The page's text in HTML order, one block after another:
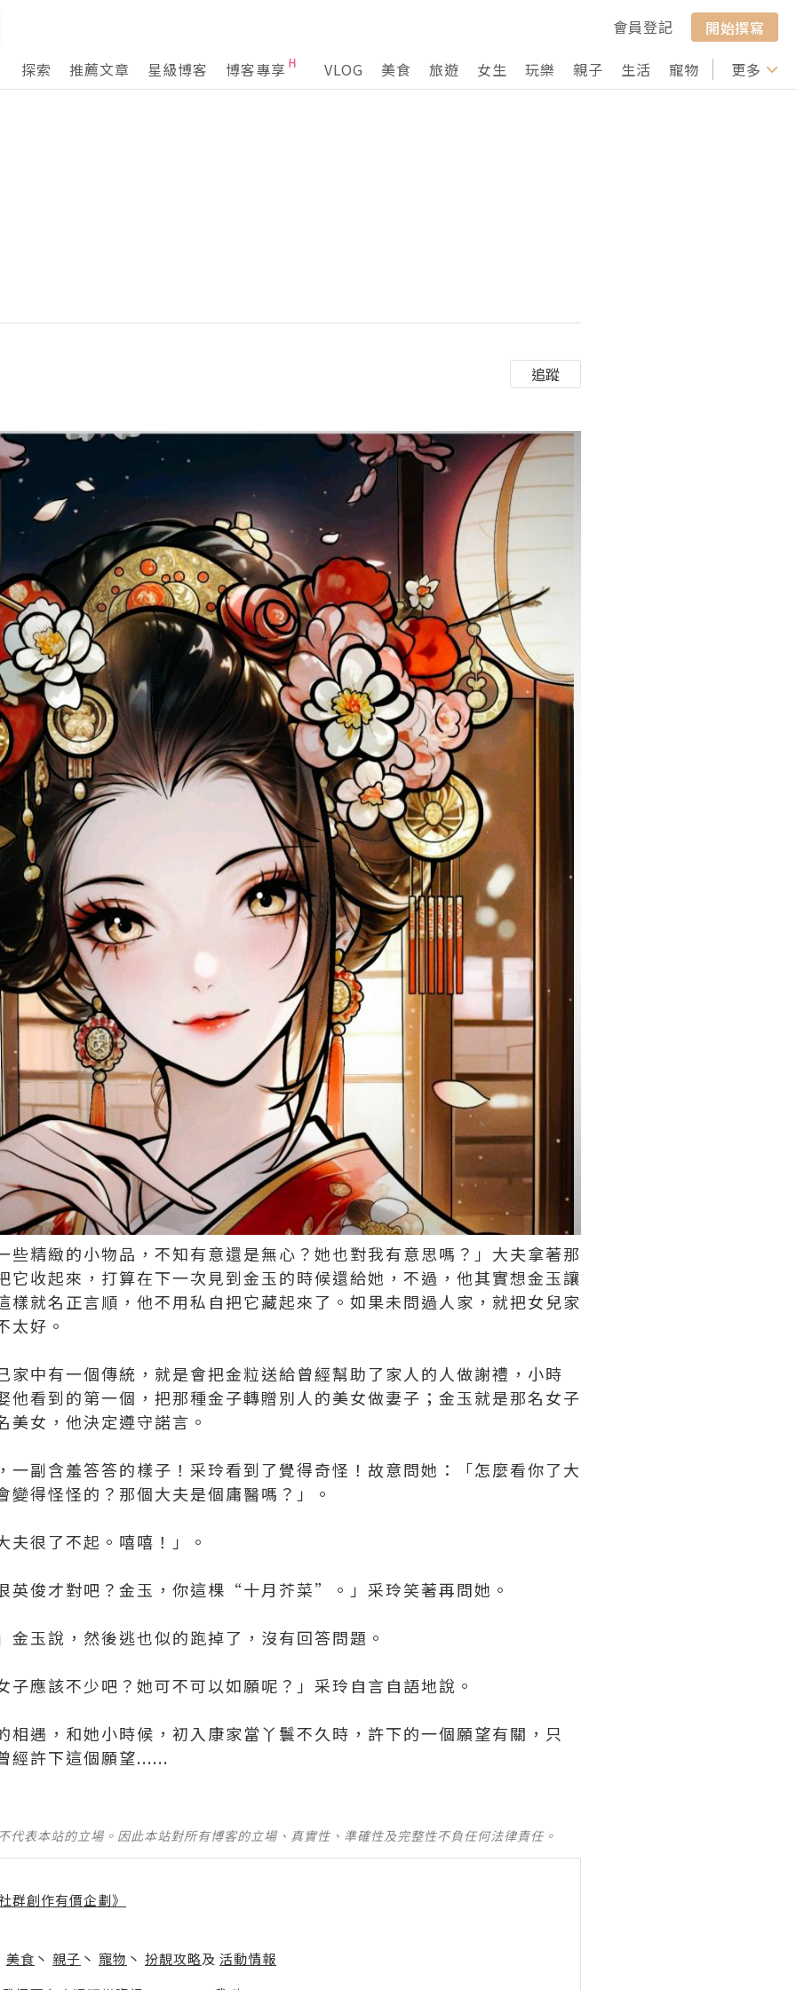
會員登記
開始撰寫
探索
推薦文章 星級博客 博客專享 VLOG 美食 旅遊 女生 玩樂 親子 生活 寵物 行山 打卡
更多
追蹤
些精緻的小物品，不知有意還是無心？她也對我有意思嗎？」大夫拿著那
它收起來，打算在下一次見到金玉的時候還給她，不過，他其實想金玉讓
樣就名正言順，他不用私自把它藏起來了。如果未問過人家，就把女兒家
太好。
家中有一個傳統，就是會把金粒送給曾經幫助了家人的人做謝禮，小時
他看到的第一個，把那種金子轉贈別人的美女做妻子；金玉就是那名女子
美女，他決定遵守諾言。
一副含羞答答的樣子！采玲看到了覺得奇怪！故意問她：「怎麼看你了大
變得怪怪的？那個大夫是個庸醫嗎？」。
夫很了不起。嘻嘻！」。
英俊才對吧？金玉，你這棵“十月芥菜”。」采玲笑著再問她。
金玉說，然後逃也似的跑掉了，沒有回答問題。
子應該不少吧？她可不可以如願呢？」采玲自言自語地說。
相遇，和她小時候，初入康家當丫鬟不久時，許下的一個願望有關，只
經許下這個願望......
代表本站的立場。因此本站對所有博客的立場、真實性、準確性及完整性不負任何法律責任。
群創作有價企劃》
美食 丶 親子 丶 寵物 丶 扮靚攻略及 活動情報